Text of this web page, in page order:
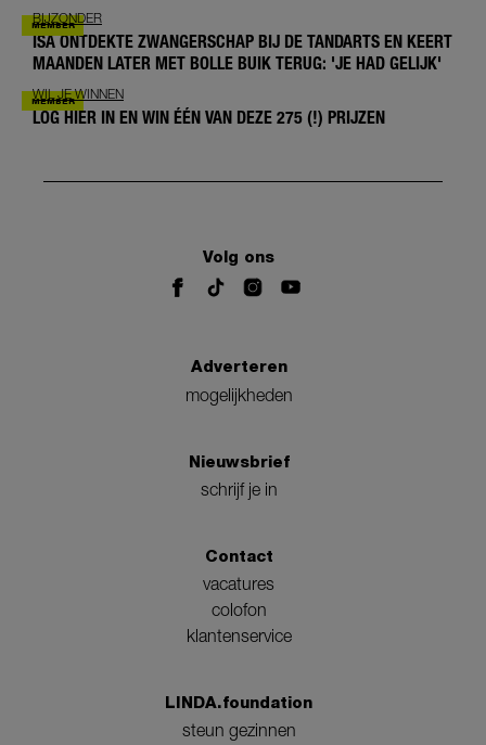
BIJZONDER
ISA ONTDEKTE ZWANGERSCHAP BIJ DE TANDARTS EN KEERT
MAANDEN LATER MET BOLLE BUIK TERUG: 'JE HAD GELIJK'
WIL JE WINNEN
LOG HIER IN EN WIN ÉÉN VAN DEZE 275 (!) PRIJZEN
Volg ons
Adverteren
mogelijkheden
Nieuwsbrief
schrijf je in
Contact
vacatures
colofon
klantenservice
LINDA.foundation
steun gezinnen